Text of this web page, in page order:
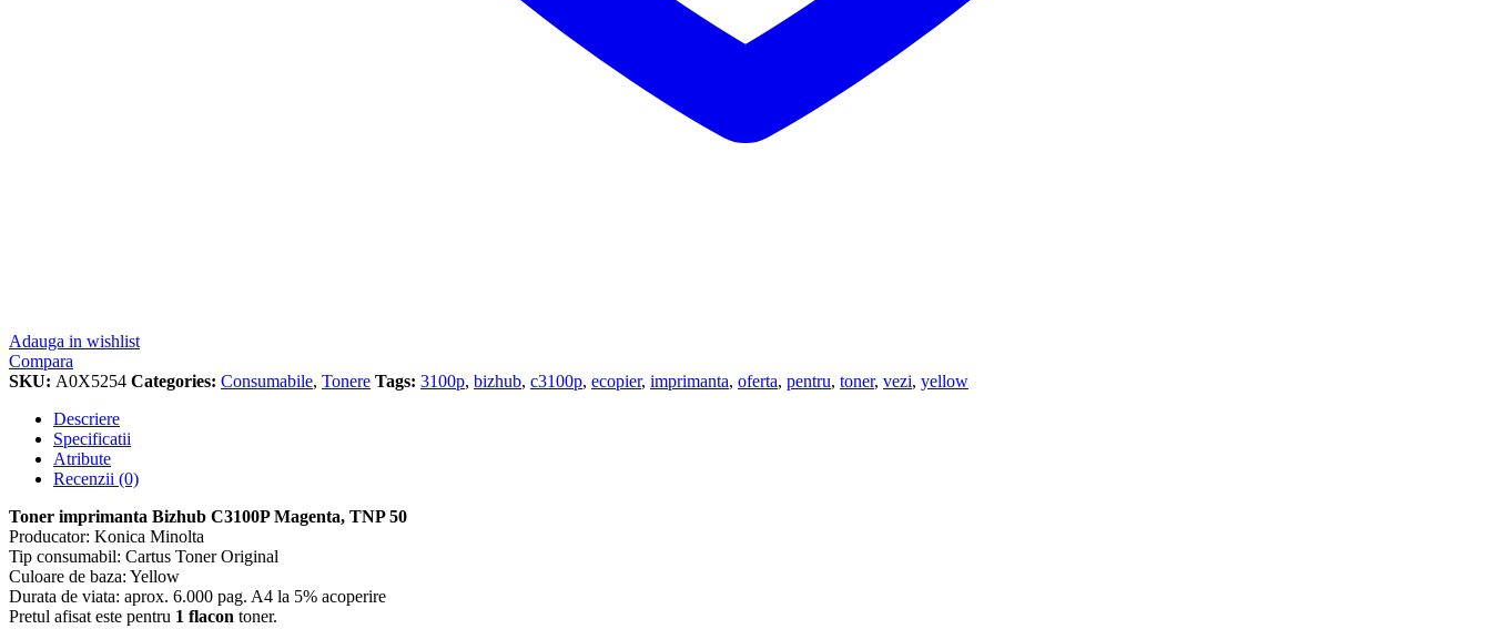
Adauga in wishlist
Compara
SKU: A0X5254 Categories: Consumabile, Tonere Tags: 3100p, bizhub, c3100p, ecopier, imprimanta, oferta, pentru, toner, vezi, yellow
Descriere
Specificatii
Atribute
Recenzii (0)
Toner imprimanta Bizhub C3100P Magenta, TNP 50
Producator: Konica Minolta
Tip consumabil: Cartus Toner Original
Culoare de baza: Yellow
Durata de viata: aprox. 6.000 pag. A4 la 5% acoperire
Pretul afisat este pentru 1 flacon toner.